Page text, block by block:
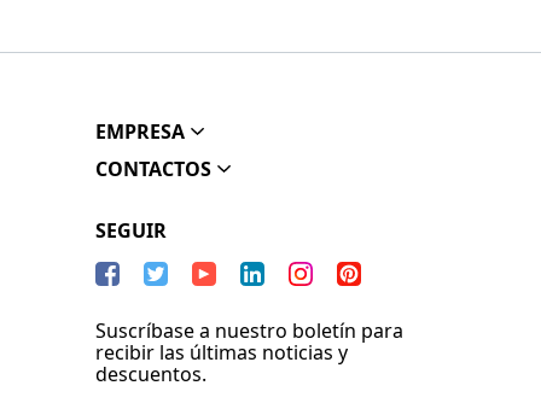
EMPRESA
CONTACTOS
SEGUIR
Suscríbase a nuestro boletín para
recibir las últimas noticias y
descuentos.